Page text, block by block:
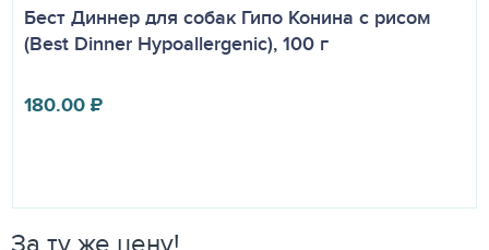
Бест Диннер для собак Гипо Конина с рисом
(Best Dinner Hypoallergenic), 100 г
180.00₽
За ту же цену!